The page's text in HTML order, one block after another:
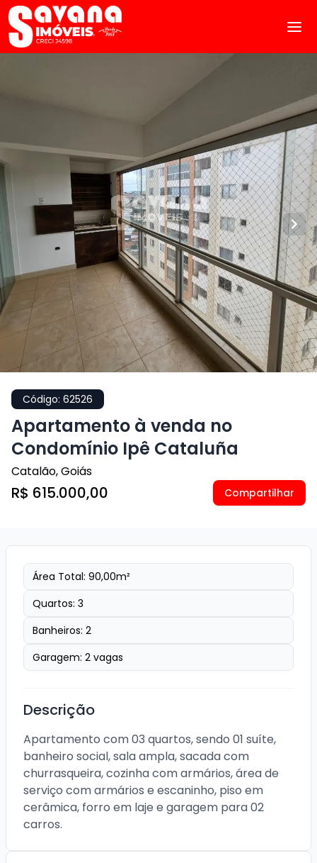
Código: 62526
Apartamento à venda no
Condomínio Ipê Cataluña
Catalão,Goiás
R$ 615.000,00 Compartilhar
Área Total: 90,00m²
Quartos: 3
Banheiros: 2
Garagem: 2 vagas
Descrição
Apartamento com 03 quartos, sendo 01 suíte,
banheiro social, sala ampla, sacada com
churrasqueira, cozinha com armários, área de
serviço com armários e escaninho, piso em
cerâmica, forro em laje e garagem para 02
carros.